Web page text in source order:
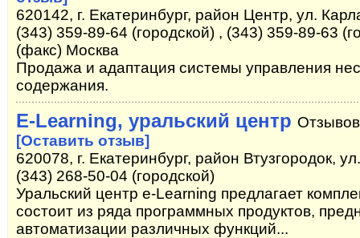
620142, г. Екатеринбург, район Центр, ул.
(343) 359-89-64 (городской) , (343) 359-89-63
(факс) Москва
Продажа и адаптация системы управления
содержания.
E-Learning, уральский центр
[Оставить отзыв]
620078, г. Екатеринбург, район Втузгородок,
(343) 268-50-04 (городской)
Уральский центр e-Learning предлагает
состоит из ряда программных продуктов,
автоматизации различных функций...